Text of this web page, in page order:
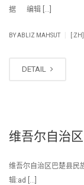
据 编辑 […]
BYABLIZ MAHSUT
DETAIL
维吾尔自治
维吾尔自治区巴楚县
辑:ad […]